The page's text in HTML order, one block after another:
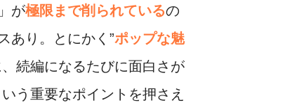
が極限まで削られているの
あり。とにかく”ポップな魅
続編になるたびに面白さが
う重要なポイントを押さえ